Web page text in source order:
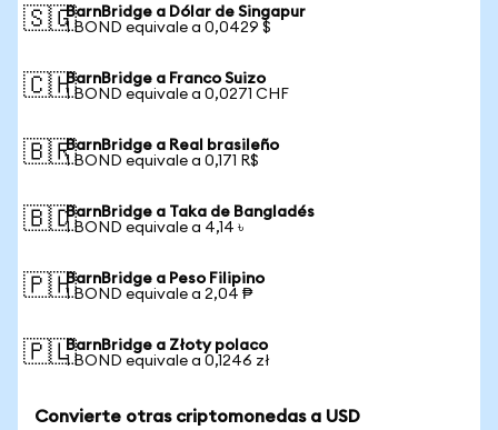
🇸🇬BarnBridge a Dólar de Singapur
1 BOND equivale a 0,0429 $
🇨🇭BarnBridge a Franco Suizo
1 BOND equivale a 0,0271 CHF
🇧🇷BarnBridge a Real brasileño
1 BOND equivale a 0,171 R$
🇧🇩BarnBridge a Taka de Bangladés
1 BOND equivale a 4,14 ৳
🇵🇭BarnBridge a Peso Filipino
1 BOND equivale a 2,04 ₱
🇵🇱BarnBridge a Złoty polaco
1 BOND equivale a 0,1246 zł
Convierte otras criptomonedas a USD